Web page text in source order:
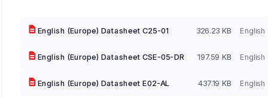
English (Europe) Datasheet C25-01 326.23 KB English
English (Europe) Datasheet CSE-05-DR 197.59 KB English
English (Europe) Datasheet E02-AL 437.19 KB English